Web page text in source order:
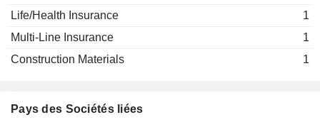
Life/Health Insurance
1
Multi-Line Insurance
1
Construction Materials
1
Pays des Sociétés liées